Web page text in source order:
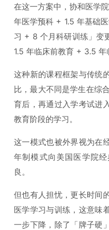
在这一方案中，协和医学
年医学预科 + 1.5 年基础
习 + 8 个月科研训练」变
1.5 年临床前教育 + 3.5 年
这种新的课程框架与传统
比，最大不同是学生在综
育后，再通过入学考试进
教育阶段的学习。
这一模式也被外界视为在
年制模式向美国医学院
良。
但也有人担忧，更长时间
医学学习与训练，这意味
一步下降，除了「牌子硬